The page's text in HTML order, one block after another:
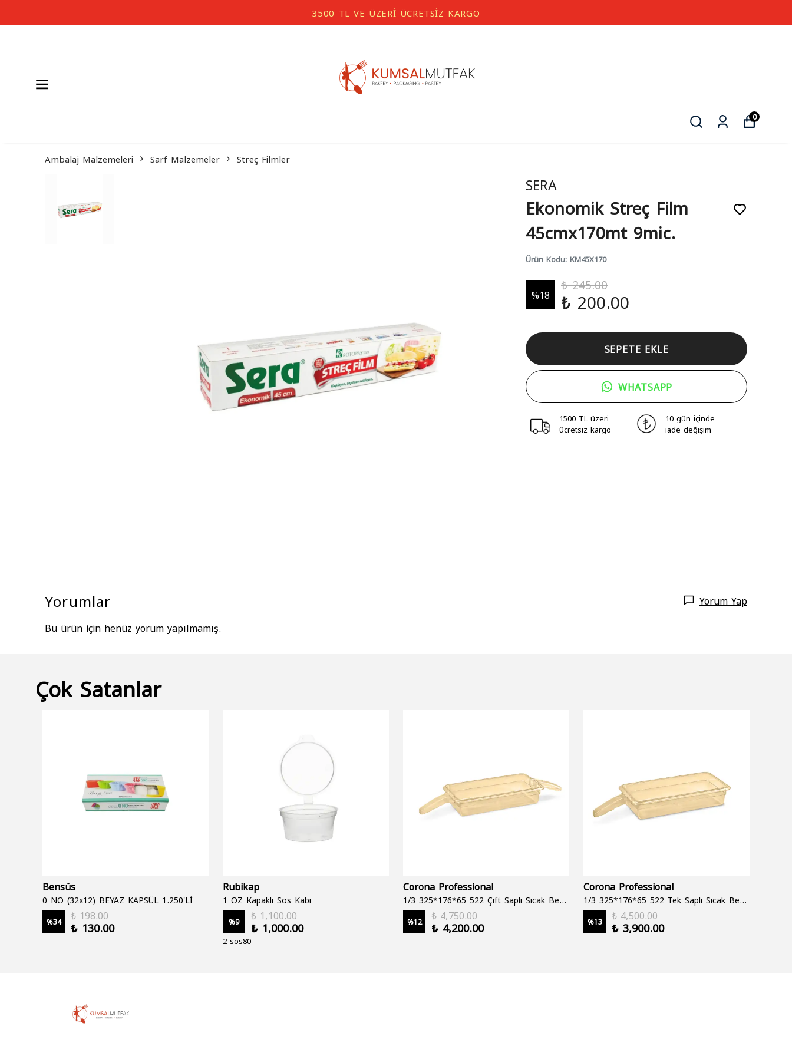
3500 TL VE ÜZERİ ÜCRETSİZ KARGO
0
Ambalaj Malzemeleri Sarf Malzemeler Streç Filmler
SERA
Ekonomik Streç Film
45cmx170mt 9mic.
Ürün Kodu: KM45X170
%18
₺ 245.00
₺ 200.00
SEPETE EKLE
WHATSAPP
1500 TL üzeri
ücretsiz kargo
10 gün içinde
iade değişim
Yorumlar Yorum Yap
Bu ürün için henüz yorum yapılmamış.
Çok Satanlar
Bensüs
0 NO (32x12) BEYAZ KAPSÜL 1.250'Lİ
%34
₺ 198.00
₺ 130.00
Rubikap
1 OZ Kapaklı Sos Kabı
%9
₺ 1,100.00
₺ 1,000.00
2 sos80
Corona Professional
1/3 325*176*65 522 Çift Saplı Sıcak Bekletme Tepsisi
%12
₺ 4,750.00
₺ 4,200.00
Corona Professional
1/3 325*176*65 522 Tek Saplı Sıcak Bekletme Tepsisi
%13
₺ 4,500.00
₺ 3,900.00